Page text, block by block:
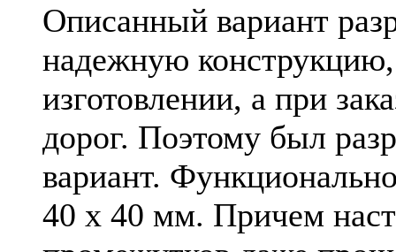
Описанный вариант
надежную
изготовлении, а при
дорог. Поэтому был
вариант.
40 х 40 мм. Причем